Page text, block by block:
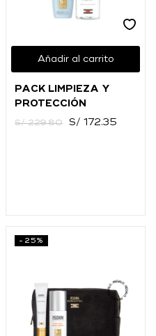
Añadir al carrito
PACK LIMPIEZA Y
PROTECCIÓN
S/229.80 S/ 172.35
-25%